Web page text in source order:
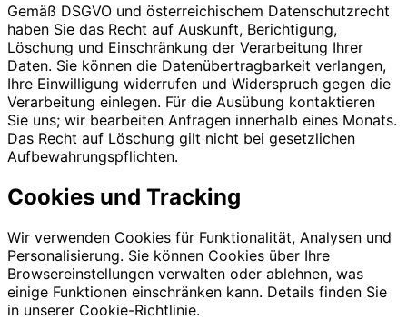
Gemäß DSGVO und österreichischem Datenschutzrecht
haben Sie das Recht auf Auskunft, Berichtigung,
Löschung und Einschränkung der Verarbeitung Ihrer
Daten. Sie können die Datenübertragbarkeit verlangen,
Ihre Einwilligung widerrufen und Widerspruch gegen die
Verarbeitung einlegen. Für die Ausübung kontaktieren
Sie uns; wir bearbeiten Anfragen innerhalb eines Monats.
Das Recht auf Löschung gilt nicht bei gesetzlichen
Aufbewahrungspflichten.
Cookies und Tracking
Wir verwenden Cookies für Funktionalität, Analysen und
Personalisierung. Sie können Cookies über Ihre
Browsereinstellungen verwalten oder ablehnen, was
einige Funktionen einschränken kann. Details finden Sie
in unserer Cookie-Richtlinie.